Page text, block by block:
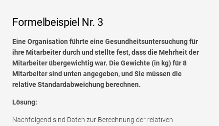
Formelbeispiel Nr. 3
Eine Organisation führte eine Gesundheitsuntersuchung für
ihre Mitarbeiter durch und stellte fest, dass die Mehrheit der
Mitarbeiter übergewichtig war. Die Gewichte (in kg) für 8
Mitarbeiter sind unten angegeben, und Sie müssen die
relative Standardabweichung berechnen.
Lösung:
Nachfolgend sind Daten zur Berechnung der relativen